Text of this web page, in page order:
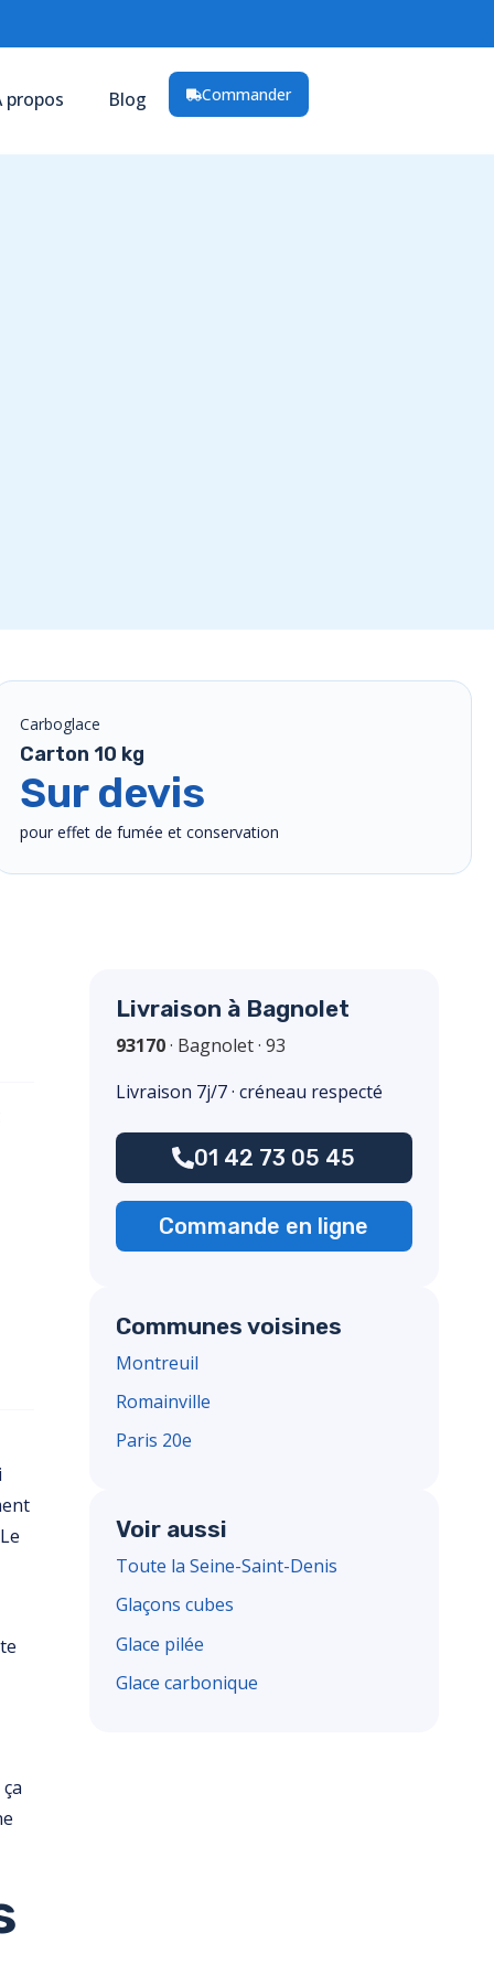
propos Blog Commander
Carboglace
Carton 10 kg
Sur devis
pour effet de fumée et conservation
Livraison à Bagnolet
93170· Bagnolet· 93
Livraison 7j/7 · créneau respecté
01 42 73 05 45
Commande en ligne
Communes voisines
Montreuil
Romainville
Paris 20e
Voir aussi
Toute la Seine-Saint-Denis
Glaçons cubes
Glace pilée
Glace carbonique